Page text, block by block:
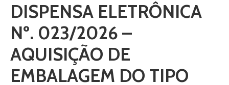
DISPENSA ELETRÔNICA
Nº. 023/2026 –
AQUISIÇÃO DE
EMBALAGEM DO TIPO